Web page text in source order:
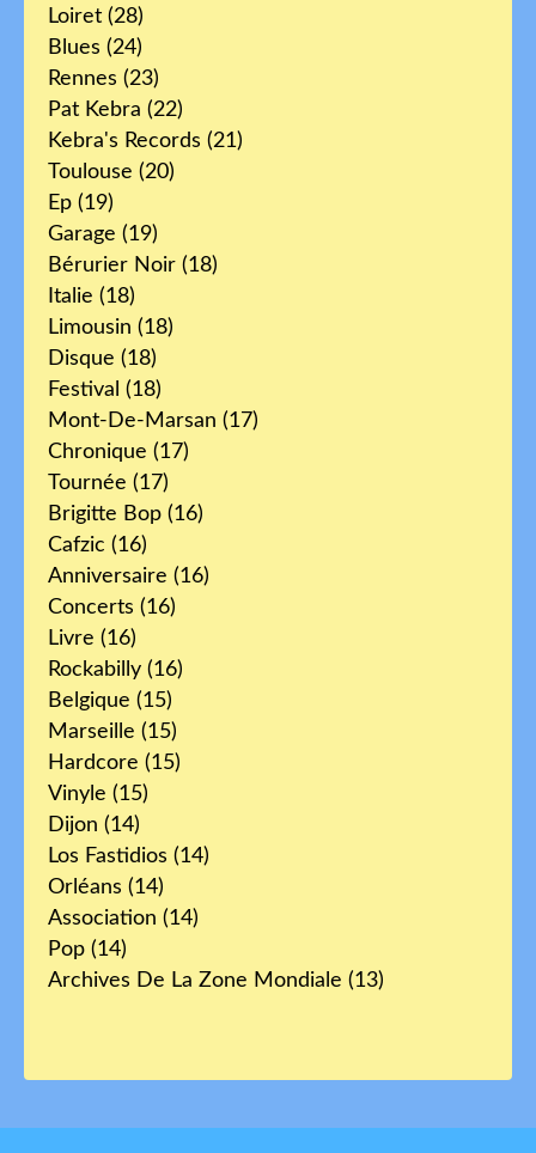
Loiret (28)
Blues (24)
Rennes (23)
Pat Kebra (22)
Kebra's Records (21)
Toulouse (20)
Ep (19)
Garage (19)
Bérurier Noir (18)
Italie (18)
Limousin (18)
Disque (18)
Festival (18)
Mont-De-Marsan (17)
Chronique (17)
Tournée (17)
Brigitte Bop (16)
Cafzic (16)
Anniversaire (16)
Concerts (16)
Livre (16)
Rockabilly (16)
Belgique (15)
Marseille (15)
Hardcore (15)
Vinyle (15)
Dijon (14)
Los Fastidios (14)
Orléans (14)
Association (14)
Pop (14)
Archives De La Zone Mondiale (13)